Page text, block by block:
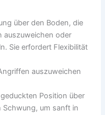
über den Boden, die
auszuweichen oder
Sie erfordert Flexibilität
auszuweichen
Position über
Schwung, um sanft in